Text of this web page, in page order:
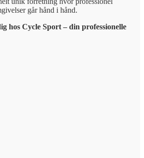
går hånd i hånd.
hos Cycle Sport – din professionelle